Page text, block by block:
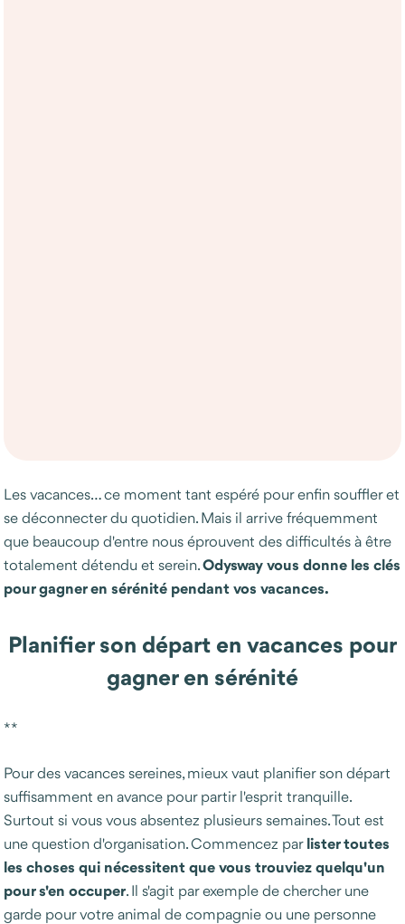
Les vacances… ce moment tant espéré pour enfin souffler et
se déconnecter du quotidien. Mais il arrive fréquemment
que beaucoup d'entre nous éprouvent des difficultés à être
totalement détendu et serein.Odysway vous donne les clés
pour gagner en sérénité pendant vos vacances.
Planifier son départ en vacances pour
gagner en sérénité
**
Pour des vacances sereines, mieux vaut planifier son départ
suffisamment en avance pour partir l'esprit tranquille.
Surtout si vous vous absentez plusieurs semaines. Tout est
une question d'organisation. Commencez parlister toutes
les choses qui nécessitent que vous trouviez quelqu'un
pour s'en occuper. Il s'agit par exemple de chercher une
garde pour votre animal de compagnie ou une personne